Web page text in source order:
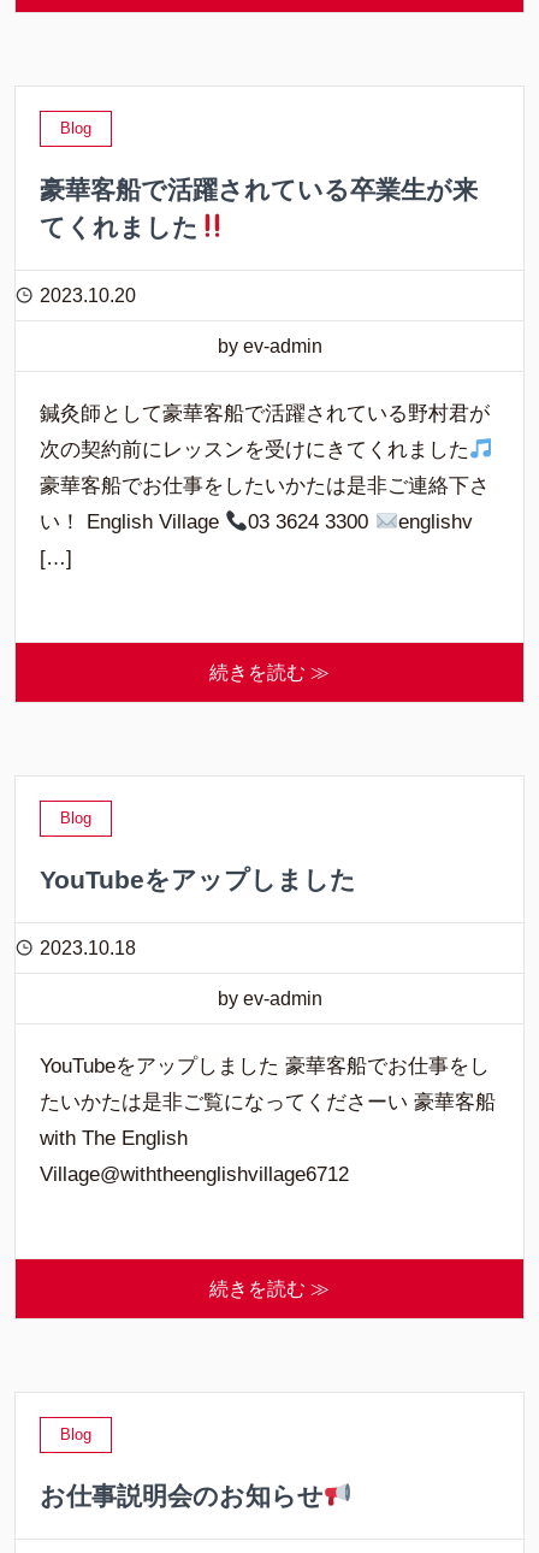
Blog
豪華客船で活躍されている卒業生が来
てくれました
2023.10.20
by ev-admin
鍼灸師として豪華客船で活躍されている野村君が
次の契約前にレッスンを受けにきてくれました
豪華客船でお仕事をしたいかたは是非ご連絡下さ
い！ English Village
03 3624 3300
englishv
[…]
続きを読む ≫
Blog
YouTubeをアップしました
2023.10.18
by ev-admin
YouTubeをアップしました 豪華客船でお仕事をし
たいかたは是非ご覧になってくださーい 豪華客船
with The English
Village@withtheenglishvillage6712
続きを読む ≫
Blog
お仕事説明会のお知らせ